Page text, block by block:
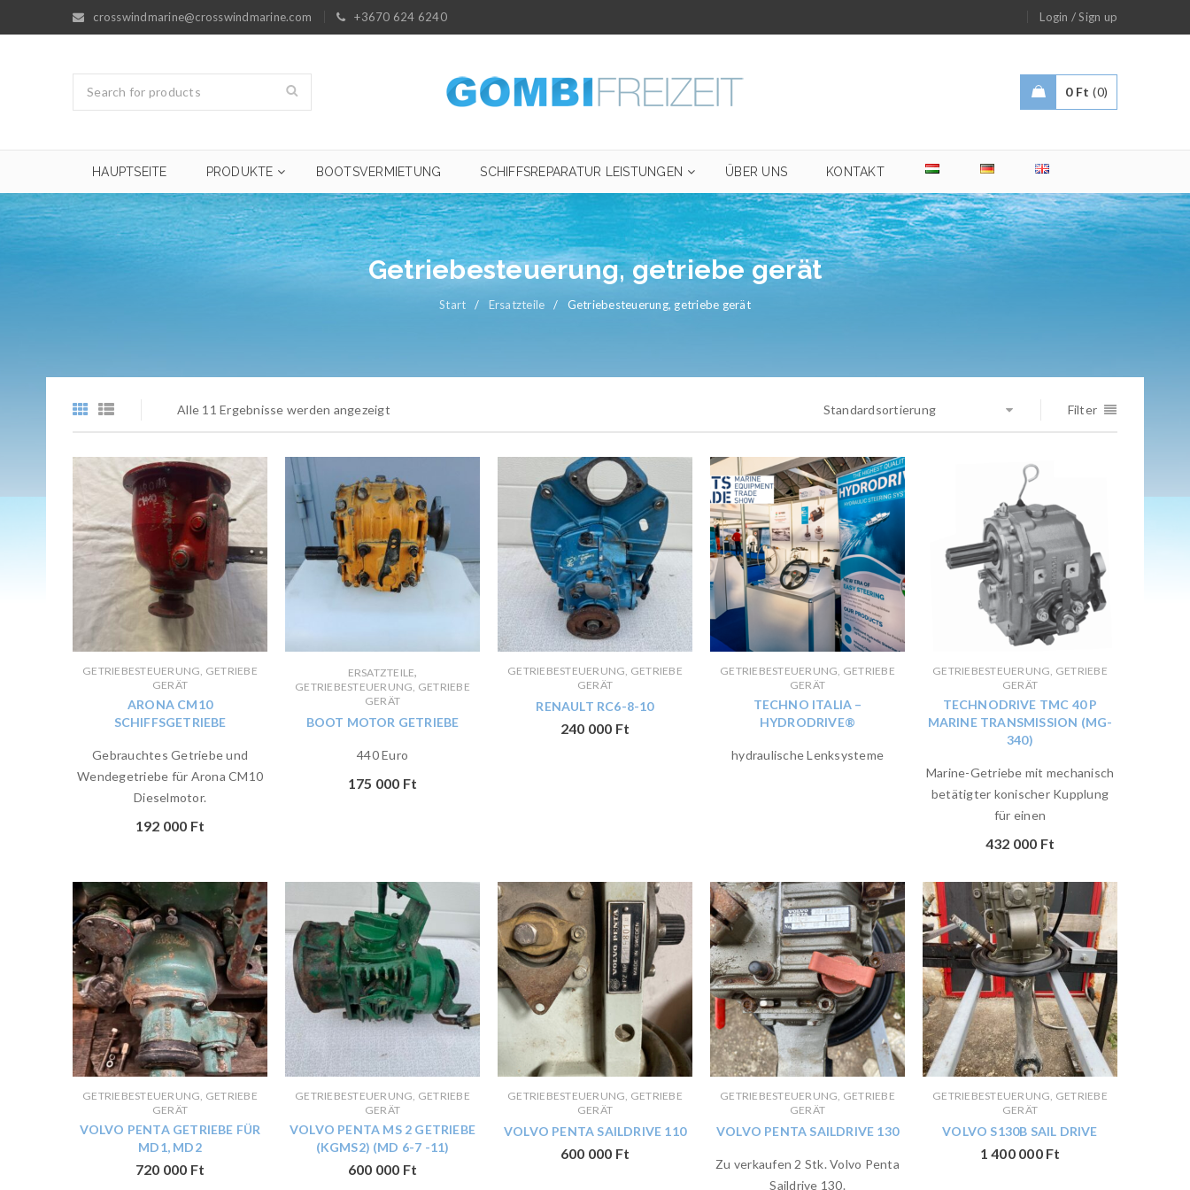
crosswindmarine@crosswindmarine.com +3670 624 6240 Login /Sign up
0 Ft 0
HAUPTSEITE PRODUKTE BOOTSVERMIETUNG SCHIFFSREPARATUR LEISTUNGEN ÜBER UNS KONTAKT
Getriebesteuerung, getriebe gerät
Start / Ersatzteile / Getriebesteuerung, getriebe gerät
Alle 11 Ergebnisse werden angezeigt Filter
Standardsortierung
GETRIEBESTEUERUNG, GETRIEBE
GERÄT
ARONA CM10
SCHIFFSGETRIEBE
Gebrauchtes Getriebe und
Wendegetriebe für Arona CM10
Dieselmotor.
192 000 Ft
ERSATZTEILE,
GETRIEBESTEUERUNG, GETRIEBE
GERÄT
BOOT MOTOR GETRIEBE
440 Euro
175 000 Ft
GETRIEBESTEUERUNG, GETRIEBE
GERÄT
RENAULT RC6-8-10
240 000 Ft
GETRIEBESTEUERUNG, GETRIEBE
GERÄT
TECHNO ITALIA –
HYDRODRIVE®
hydraulische Lenksysteme
GETRIEBESTEUERUNG, GETRIEBE
GERÄT
TECHNODRIVE TMC 40 P
MARINE TRANSMISSION (MG-
340)
Marine-Getriebe mit mechanisch
betätigter konischer Kupplung
für einen
432 000 Ft
GETRIEBESTEUERUNG, GETRIEBE
GERÄT
VOLVO PENTA GETRIEBE FÜR
MD1, MD2
720 000 Ft
GETRIEBESTEUERUNG, GETRIEBE
GERÄT
VOLVO PENTA MS 2 GETRIEBE
(KGMS2) (MD 6-7 -11)
600 000 Ft
GETRIEBESTEUERUNG, GETRIEBE
GERÄT
VOLVO PENTA SAILDRIVE 110
600 000 Ft
GETRIEBESTEUERUNG, GETRIEBE
GERÄT
VOLVO PENTA SAILDRIVE 130
Zu verkaufen 2 Stk. Volvo Penta
Saildrive 130.
GETRIEBESTEUERUNG, GETRIEBE
GERÄT
VOLVO S130B SAIL DRIVE
1 400 000 Ft